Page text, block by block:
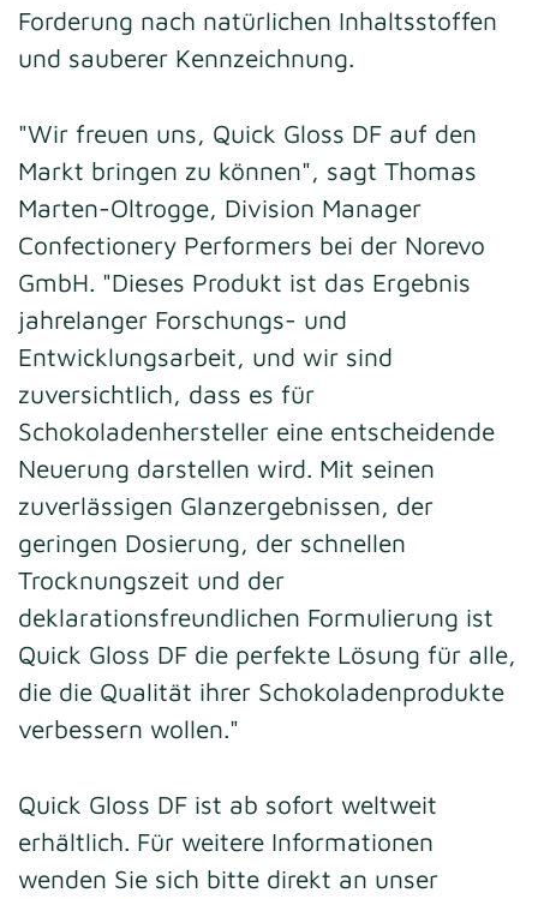
Forderung nach natürlichen Inhaltsstoffen
und sauberer Kennzeichnung.
"Wir freuen uns, Quick Gloss DF auf den
Markt bringen zu können", sagt Thomas
Marten-Oltrogge, Division Manager
Confectionery Performers bei der Norevo
GmbH. "Dieses Produkt ist das Ergebnis
jahrelanger Forschungs- und
Entwicklungsarbeit, und wir sind
zuversichtlich, dass es für
Schokoladenhersteller eine entscheidende
Neuerung darstellen wird. Mit seinen
zuverlässigen Glanzergebnissen, der
geringen Dosierung, der schnellen
Trocknungszeit und der
deklarationsfreundlichen Formulierung ist
Quick Gloss DF die perfekte Lösung für alle,
die die Qualität ihrer Schokoladenprodukte
verbessern wollen."
Quick Gloss DF ist ab sofort weltweit
erhältlich. Für weitere Informationen
wenden Sie sich bitte direkt an unser